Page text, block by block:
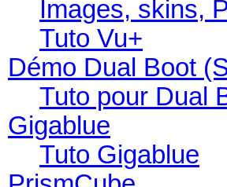
Images, skins,
Tuto Vu+
Démo Dual Boot
Tuto pour Dual
Gigablue
Tuto Gigablue